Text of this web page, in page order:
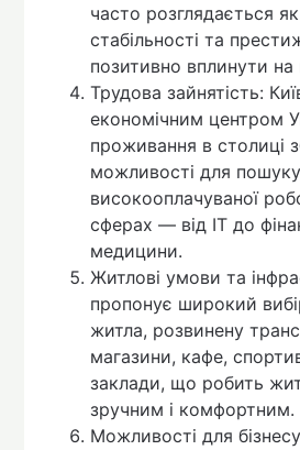
часто розглядається
стабільності та
позитивно вплинути
Трудова зайнятість:
економічним центром
проживання в столиці
можливості для пошуку
високооплачуваної
сферах — від IT до
медицини.
Житлові умови та
пропонує широкий
житла, розвинену
магазини, кафе,
заклади, що робить
зручним і комфортним.
Можливості для